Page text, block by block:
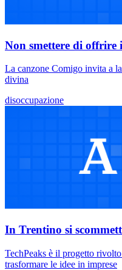
Non smettere di offrire
La canzone Comigo invita a
divina
disoccupazione
​In Trentino si
TechPeaks è il progetto
trasformare le idee in imprese